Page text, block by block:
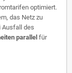
optimiert.
das Netz zu
Ausfall des
parallel für